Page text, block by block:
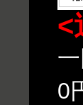
<
0